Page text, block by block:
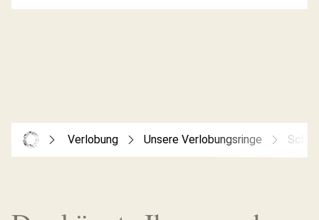
Verlobung Unsere Verlobungsringe